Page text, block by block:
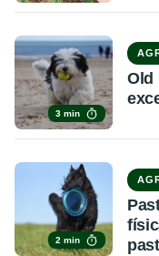
3 min
Old
2 min